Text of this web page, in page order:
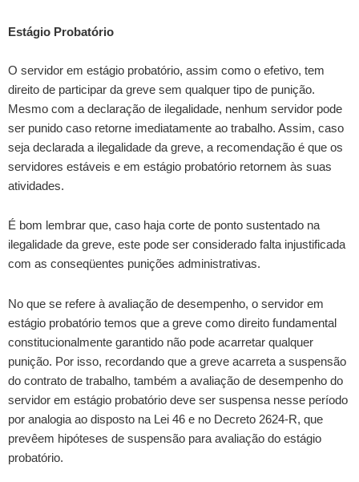
Estágio Probatório
O servidor em estágio probatório, assim como o efetivo, tem
direito de participar da greve sem qualquer tipo de punição.
Mesmo com a declaração de ilegalidade, nenhum servidor pode
ser punido caso retorne imediatamente ao trabalho. Assim, caso
seja declarada a ilegalidade da greve, a recomendação é que os
servidores estáveis e em estágio probatório retornem às suas
atividades.
É bom lembrar que, caso haja corte de ponto sustentado na
ilegalidade da greve, este pode ser considerado falta injustificada
com as conseqüentes punições administrativas.
No que se refere à avaliação de desempenho, o servidor em
estágio probatório temos que a greve como direito fundamental
constitucionalmente garantido não pode acarretar qualquer
punição. Por isso, recordando que a greve acarreta a suspensão
do contrato de trabalho, também a avaliação de desempenho do
servidor em estágio probatório deve ser suspensa nesse período
por analogia ao disposto na Lei 46 e no Decreto 2624-R, que
prevêem hipóteses de suspensão para avaliação do estágio
probatório.